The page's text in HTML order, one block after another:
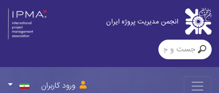
انجمن مدیریت پروژه ایران
ورود کاربران